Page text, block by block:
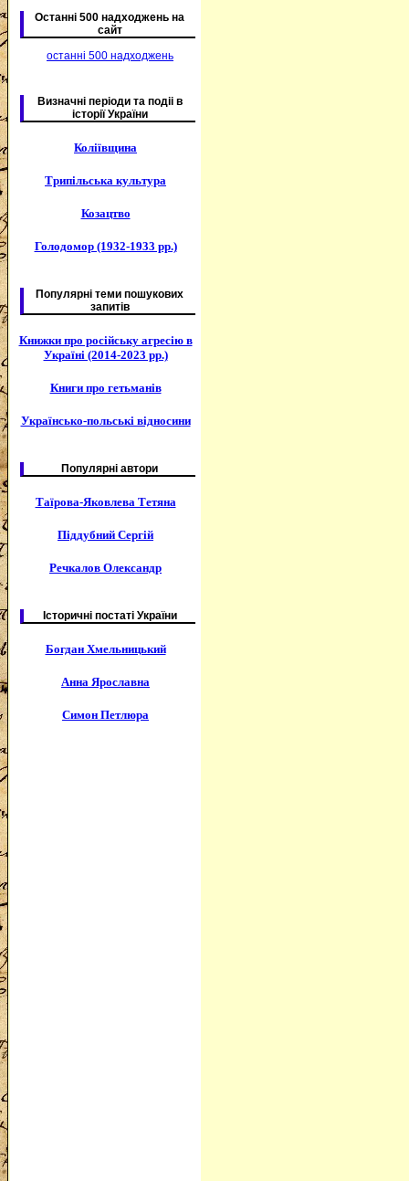
Останні 500 надходжень на
сайт
останні 500 надходжень
Визначні періоди та подіі в
історії України
Коліївщина
Трипільська культура
Козацтво
Голодомор (1932-1933 рр.)
Популярні теми пошукових
запитів
Книжки про російську агресію в
Україні (2014-2023 рр.)
Книги про гетьманів
Українсько-польські відносини
Популярні автори
Таїрова-Яковлева Тетяна
Піддубний Сергій
Речкалов Олександр
Історичні постаті України
Богдан Хмельницький
Анна Ярославна
Симон Петлюра